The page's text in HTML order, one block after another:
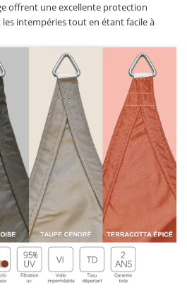
offrent une excellente protection
intempéries tout en étant facile à